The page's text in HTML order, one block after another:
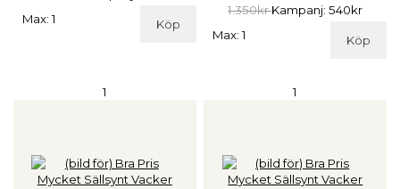
Köp
Max: 1
1.350krKampanj: 540kr
Köp
Max: 1
1 1